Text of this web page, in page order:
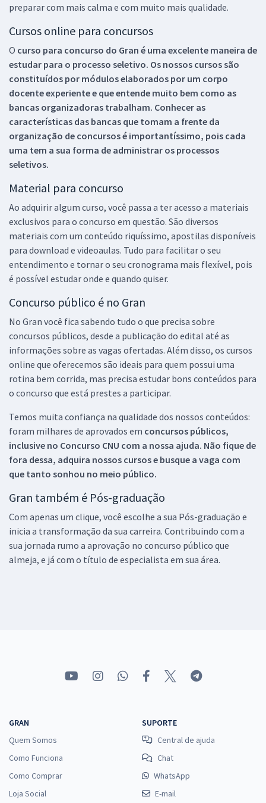
preparar com mais calma e com muito mais qualidade.
Cursos online para concursos
O curso para concurso do Gran é uma excelente maneira de
estudar para o processo seletivo. Os nossos cursos são
constituídos por módulos elaborados por um corpo
docente experiente e que entende muito bem como as
bancas organizadoras trabalham. Conhecer as
características das bancas que tomam a frente da
organização de concursos é importantíssimo, pois cada
uma tem a sua forma de administrar os processos
seletivos.
Material para concurso
Ao adquirir algum curso, você passa a ter acesso a materiais
exclusivos para o concurso em questão. São diversos
materiais com um conteúdo riquíssimo, apostilas disponíveis
para download e videoaulas. Tudo para facilitar o seu
entendimento e tornar o seu cronograma mais flexível, pois
é possível estudar onde e quando quiser.
Concurso público é no Gran
No Gran você fica sabendo tudo o que precisa sobre
concursos públicos, desde a publicação do edital até as
informações sobre as vagas ofertadas. Além disso, os cursos
online que oferecemos são ideais para quem possui uma
rotina bem corrida, mas precisa estudar bons conteúdos para
o concurso que está prestes a participar.
Temos muita confiança na qualidade dos nossos conteúdos:
foram milhares de aprovados em concursos públicos,
inclusive no Concurso CNU com a nossa ajuda. Não fique de
fora dessa, adquira nossos cursos e busque a vaga com
que tanto sonhou no meio público.
Gran também é Pós-graduação
Com apenas um clique, você escolhe a sua Pós-graduação e
inicia a transformação da sua carreira. Contribuindo com a
sua jornada rumo a aprovação no concurso público que
almeja, e já com o título de especialista em sua área.
GRAN
Quem Somos
Como Funciona
Como Comprar
Loja Social
SUPORTE
Central de ajuda
Chat
WhatsApp
E-mail